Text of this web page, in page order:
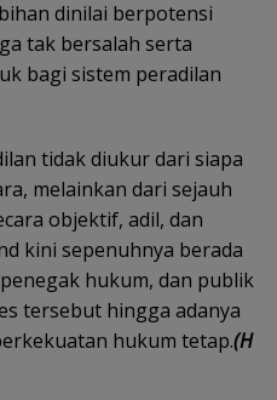
dinilai berpotensi
tak bersalah serta
bagi sistem peradilan
tidak diukur dari siapa
melainkan dari sejauh
objektif, adil, dan
kini sepenuhnya berada
hukum, dan publik
tersebut hingga adanya
hukum tetap.(H